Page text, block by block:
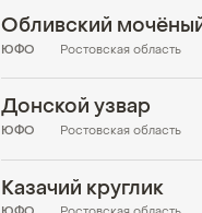
Ростовская область
Обливский
ЮФО
Ростовская область
Донской узвар
ЮФО
Казачий круглик